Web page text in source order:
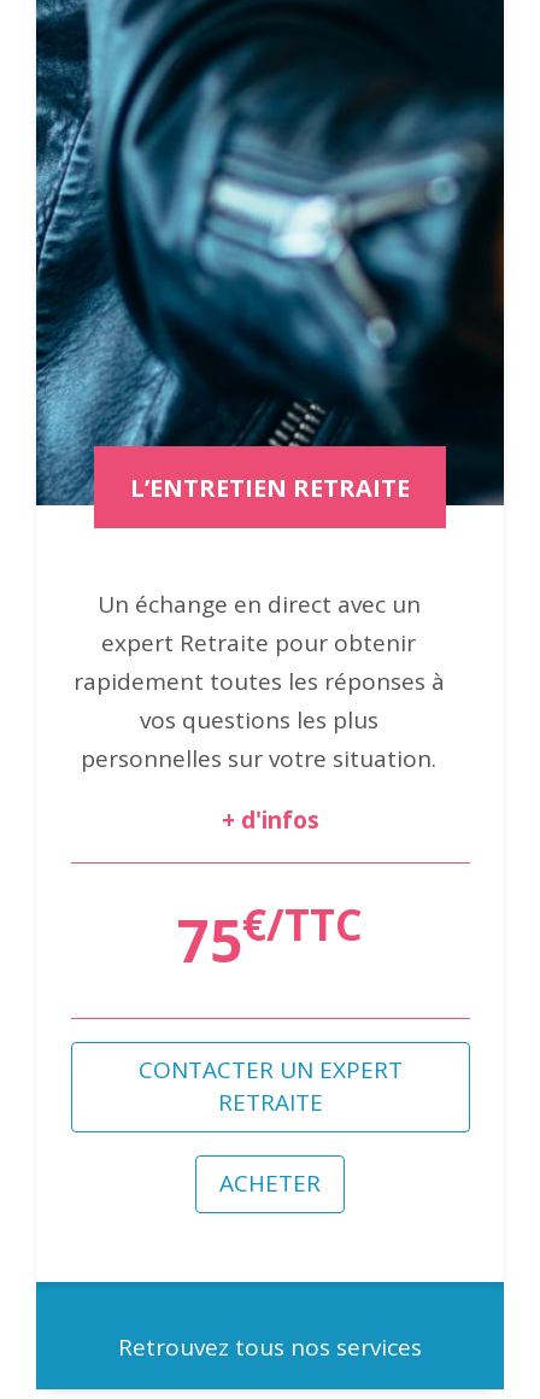
L’ENTRETIEN RETRAITE
Un échange en direct avec un
expert Retraite pour obtenir
rapidement toutes les réponses à
vos questions les plus
personnelles sur votre situation.
+ d'infos
75€/TTC
CONTACTER UN EXPERT
RETRAITE
ACHETER
Retrouvez tous nos services